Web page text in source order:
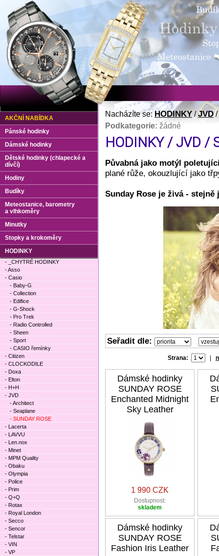
Nacházíte se:HODINKY /JVD /
Podkategorie: žádné
HODINKY / JVD /
Půvabná jako motýl
plané růže, okouzlující jako
Sunday Rose je živá - stejně
Seřadit dle:
Strana:
Dámské hodinky
SUNDAY ROSE
Enchanted Midnight
Sky Leather
1 990 CZK
Dostupnost:
skladem
Dámské hodinky
SUNDAY ROSE
Fashion Iris Leather
AKČNÍ NABÍDKA
Pánské hodinky
Dámské hodinky
Dětské hodinky (chlapecké a
dívčí)
Hodiny
Budíky
Meteostanice, barometry
a vlhkoměry
Minutky
Stopky a krokoměry
HODINKY
- _CHYTRÉ HODINKY
- Asso
- Casio
- Baby-G
- Collection
- Edifice
- G-Shock
- Pro Trek
- Radio Controlled
- Sheen
- Sport
- CASIO řemínky
- Citizen
- CLOCKODILE
- Doxa
- Elton
- H+H
- JVD
- Architect
- Seaplane
- SUNDAY ROSE
- Lacerta
- LAVVU
- Len.nox
- Minet
- MPM Quality
- Obaku
- Olympia
- Police
- Prim
- Q+Q
- Rotax
- Royal London
- Secco
- Sencor
- Telstar
- VIN
- VP